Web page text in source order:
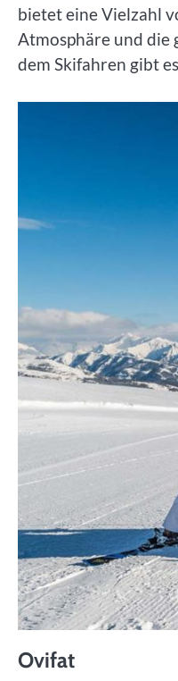
bietet eine Vielzahl
Atmosphäre und die
dem Skifahren gibt
Ovifat